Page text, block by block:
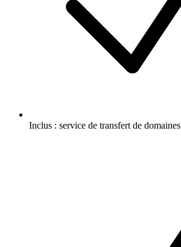
Inclus : service de transfert de domaines